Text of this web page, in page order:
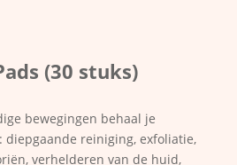
(30 stuks)
bewegingen behaal je
diepgaande reiniging, exfoliatie,
verhelderen van de huid,